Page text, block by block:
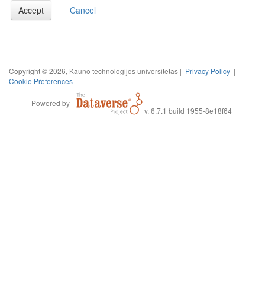
Accept Cancel
Copyright © 2026, Kauno technologijos universitetas | Privacy Policy |
Cookie Preferences
Powered by
v. 6.7.1 build 1955-8e18f64